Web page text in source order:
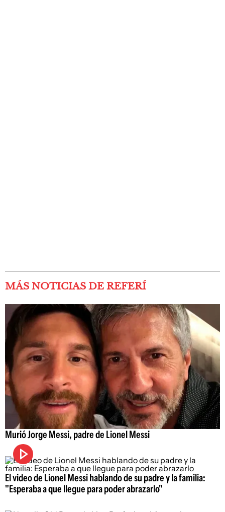
MÁS NOTICIAS DE REFERÍ
Murió Jorge Messi, padre de Lionel Messi
El video de Lionel Messi hablando de su padre y la familia:
"Esperaba a que llegue para poder abrazarlo"